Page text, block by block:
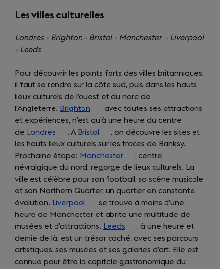
Les villes culturelles
Londres - Brighton - Bristol - Manchester – Liverpool
- Leeds
Pour découvrir les points forts des villes britanniques,
il faut se rendre sur la côte sud, puis dans les hauts
lieux culturels de l’ouest et du nord de
l’Angleterre. Brighton (opens
in
a
new
tab)
avec toutes ses attractions
et expériences, n’est qu’à une heure du centre
de Londres (opens
in
a
new
tab)
. A Bristol
(opens
in
a
new
tab)
, on découvre les sites et
les hauts lieux culturels sur les traces de Banksy.
Prochaine étape: Manchester (opens
in
a
new
tab)
, centre
névralgique du nord, regorge de lieux culturels. La
ville est célèbre pour son football, sa scène musicale
et son Northern Quarter, un quartier en constante
évolution. Liverpool
(opens
in
a
new
tab)
se trouve à moins d’une
heure de Manchester et abrite une multitude de
musées et d’attractions. Leeds (opens
in
a
new
, à une heure et
demie de là, est un trésor caché, avec ses parcours
artistiques, ses musées et ses galeries d’art. Elle est
connue pour être la capitale gastronomique du